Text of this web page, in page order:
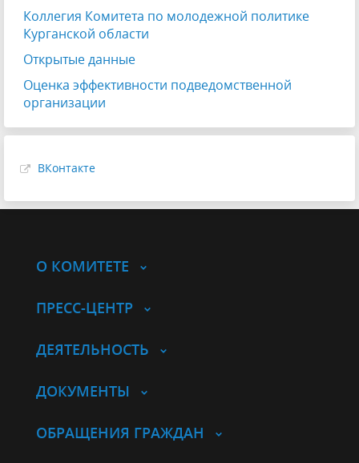
Коллегия Комитета по молодежной политике
Курганской области
Открытые данные
Оценка эффективности подведомственной
организации
ВКонтакте
О КОМИТЕТЕ
ПРЕСС-ЦЕНТР
ДЕЯТЕЛЬНОСТЬ
ДОКУМЕНТЫ
ОБРАЩЕНИЯ ГРАЖДАН